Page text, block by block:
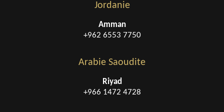
Jordanie
Amman
+962 6553 7750
Arabie Saoudite
Riyad
+966 1472 4728